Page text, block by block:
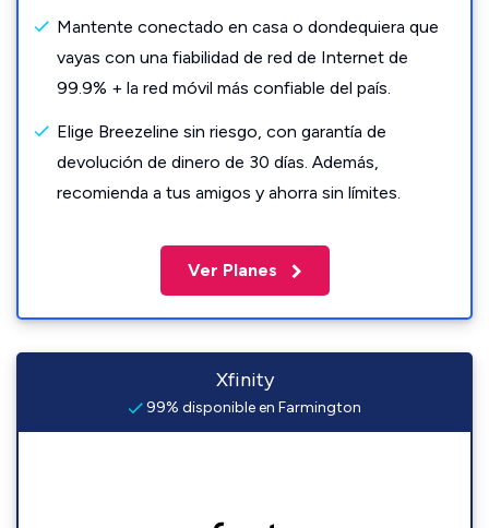
Mantente conectado en casa o dondequiera que
vayas con una fiabilidad de red de Internet de
99.9% + la red móvil más confiable del país.
Elige Breezeline sin riesgo, con garantía de
devolución de dinero de 30 días. Además,
recomienda a tus amigos y ahorra sin límites.
Ver Planes
Xfinity
99% disponible en Farmington